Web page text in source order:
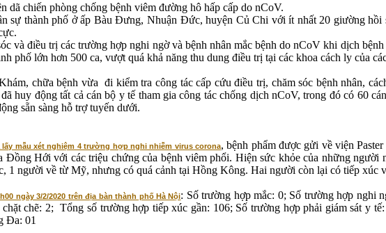
chiến phòng chống bệnh viêm đường hô hấp cấp do nCoV.
sự thành phố ở ấp Bàu Đưng, Nhuận Đức, huyện Củ Chi với ít nhất 20 giường
và điều trị các trường hợp nghi ngờ và bệnh nhân mắc bệnh do nCoV khi dịch
phố lớn hơn 500 ca, vượt quá khả năng thu dung điều trị tại các khoa cách ly của
chữa bệnh vừa đi kiểm tra công tác cấp cứu điều trị, chăm sóc bệnh nhân,
huy động tất cả cán bộ y tế tham gia công tác chống dịch nCoV, trong đó có 60
sẵn sàng hỗ trợ tuyến dưới.
mẫu xét nghiệm 4 trường hợp nghi nhiễm virus corona, bệnh phẩm được gửi về viện
Hới với các triệu chứng của bệnh viêm phổi. Hiện sức khỏe của những người
1 người về từ Mỹ, nhưng có quá cảnh tại Hồng Kông. Hai người còn lại có tiếp xúc
ngày 3/2/2020 trên địa bàn thành phố Hà Nội: Số trường hợp mắc: 0; Số trường hợp nghi
chẽ: 2; Tổng số trường hợp tiếp xúc gần: 106; Số trường hợp phải giám sát y
Đa: 01